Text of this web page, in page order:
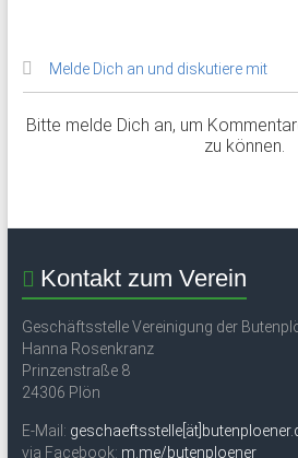
Melde Dich an und diskutiere mit
Bitte melde Dich an, um
zu können.
Kontakt zum Verein
Geschäftsstelle Vereinigung der
Hanna Rosenkranz
Prinzenstraße 8
24306 Plön
E-Mail:
via Facebook: m.me/butenploener